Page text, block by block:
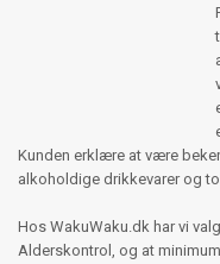
Kunden erklære at være
alkoholdige drikkevarer og
Hos WakuWaku.dk har vi
Alderskontrol, og at